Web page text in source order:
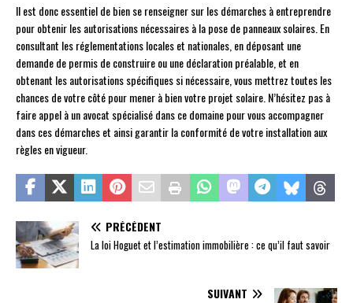
Il est donc essentiel de bien se renseigner sur les démarches à entreprendre
pour obtenir les autorisations nécessaires à la pose de panneaux solaires. En
consultant les réglementations locales et nationales, en déposant une
demande de permis de construire ou une déclaration préalable, et en
obtenant les autorisations spécifiques si nécessaire, vous mettrez toutes les
chances de votre côté pour mener à bien votre projet solaire. N’hésitez pas à
faire appel à un avocat spécialisé dans ce domaine pour vous accompagner
dans ces démarches et ainsi garantir la conformité de votre installation aux
règles en vigueur.
PRÉCÉDENT
La loi Hoguet et l’estimation immobilière : ce qu’il faut savoir
SUIVANT